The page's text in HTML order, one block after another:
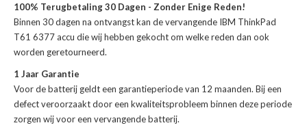
100% Terugbetaling 30 Dagen - Zonder Enige Reden!
Binnen 30 dagen na ontvangst kan devervangende IBM ThinkPad
T61 6377 accu die wij hebben gekocht om welke reden dan ook
worden geretourneerd.
1 Jaar Garantie
Voor debatterij geldt een garantieperiode van 12 maanden. Bij een
defect veroorzaakt door een kwaliteitsprobleem binnen deze periode
zorgen wij voor een vervangende batterij.